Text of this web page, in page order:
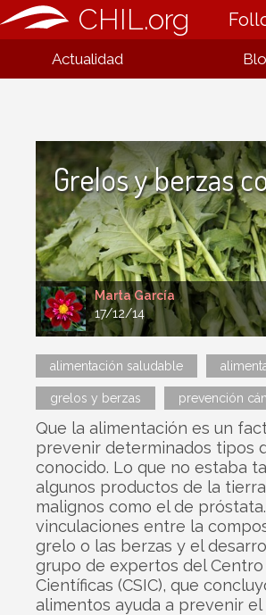
CHIL.org
Actualidad
Marta García
17/12/14
Grelos y berzas
alimentación saludable
grelos y berzas prevención
Que la alimentación es un
prevenir determinados tipos
conocido. Lo que no estaba
algunos productos de la
malignos como el de
vinculaciones entre la
grelo o las berzas y el
grupo de expertos del
Científicas (CSIC), que
alimentos ayuda a prevenir el